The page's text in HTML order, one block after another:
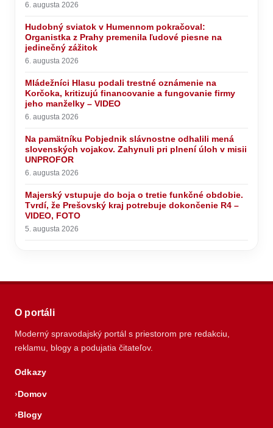
6. augusta 2026
Hudobný sviatok v Humennom pokračoval:
Organistka z Prahy premenila ľudové piesne na
jedinečný zážitok
6. augusta 2026
Mládežníci Hlasu podali trestné oznámenie na
Korčoka, kritizujú financovanie a fungovanie firmy
jeho manželky – VIDEO
6. augusta 2026
Na pamätníku Pobjednik slávnostne odhalili mená
slovenských vojakov. Zahynuli pri plnení úloh v misii
UNPROFOR
6. augusta 2026
Majerský vstupuje do boja o tretie funkčné obdobie.
Tvrdí, že Prešovský kraj potrebuje dokončenie R4 –
VIDEO, FOTO
5. augusta 2026
O portáli
Moderný spravodajský portál s priestorom pre redakciu,
reklamu, blogy a podujatia čitateľov.
Odkazy
Domov
Blogy